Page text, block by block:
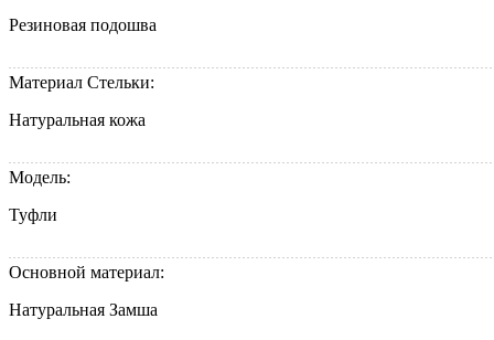
Резиновая подошва
Материал Стельки:
Натуральная кожа
Модель:
Туфли
Основной материал:
Натуральная Замша